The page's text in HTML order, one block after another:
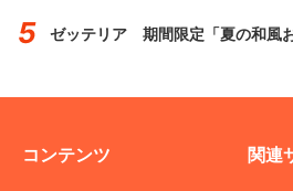
ゼッテリア 期間限定「夏の和風
コンテンツ 関連